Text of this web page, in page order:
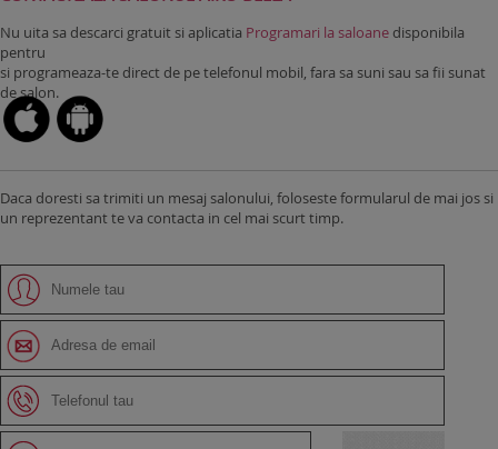
Nu uita sa descarci gratuit si aplicatia Programari la saloane disponibila
pentru
si programeaza-te direct de pe telefonul mobil, fara sa suni sau sa fii sunat
de salon.
Daca doresti sa trimiti un mesaj salonului, foloseste formularul de mai jos si
un reprezentant te va contacta in cel mai scurt timp.